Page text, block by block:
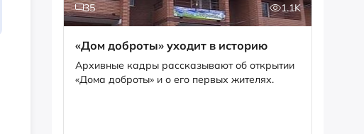
35 1.1K
«Дом доброты» уходит в историю
Архивные кадры рассказывают об открытии
«Дома доброты» и о его первых жителях.